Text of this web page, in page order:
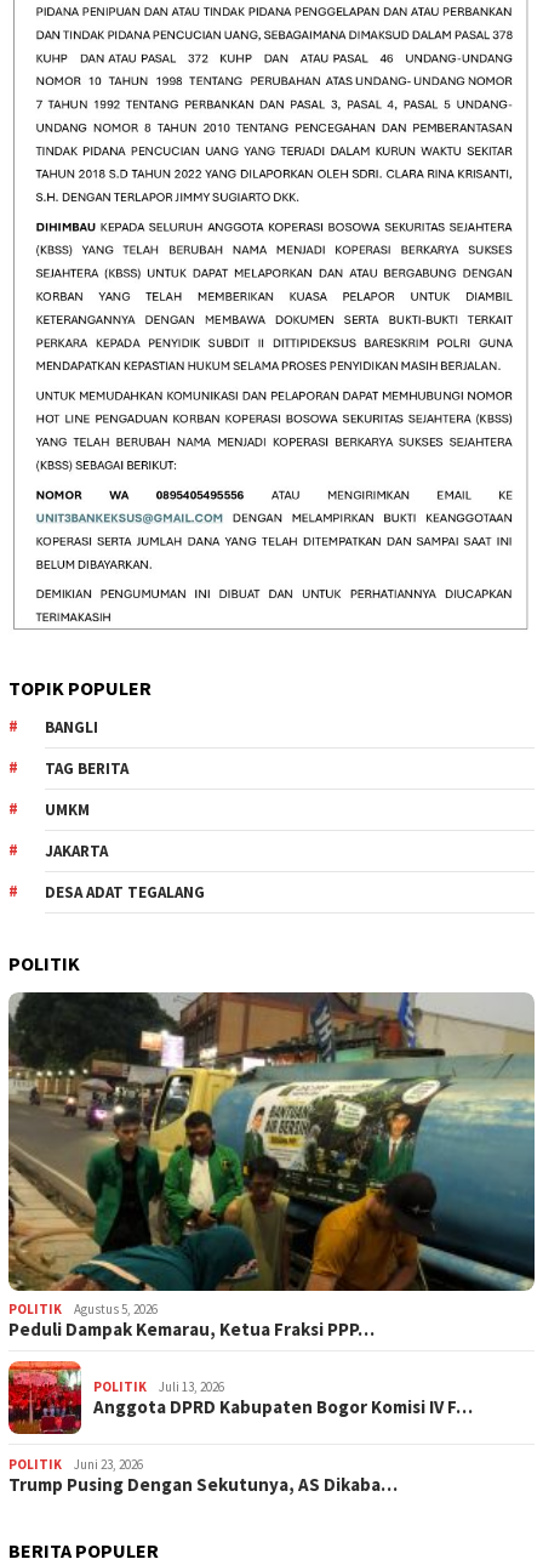
TOPIK POPULER
BANGLI
TAG BERITA
UMKM
JAKARTA
DESA ADAT TEGALANG
POLITIK
POLITIK Agustus 5, 2026
‎Peduli Dampak Kemarau, Ketua Fraksi PPP…
POLITIK Juli 13, 2026
Anggota DPRD Kabupaten Bogor Komisi IV F…
POLITIK Juni 23, 2026
Trump Pusing Dengan Sekutunya, AS Dikaba…
BERITA POPULER